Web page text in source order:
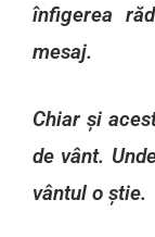
înfigerea
mesaj.
Chiar și
de vânt.
vântul o știe.